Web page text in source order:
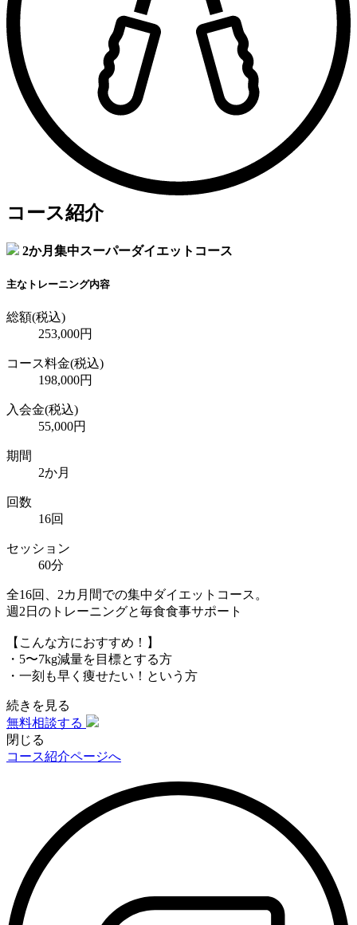
コース紹介
2か月集中スーパーダイエットコース
主なトレーニング内容
総額(税込)
253,000円
コース料金(税込)
198,000円
入会金(税込)
55,000円
期間
2か月
回数
16回
セッション
60分
全16回、2カ月間での集中ダイエットコース。
週2日のトレーニングと毎食食事サポート
【こんな方におすすめ！】
・5〜7kg減量を目標とする方
・一刻も早く痩せたい！という方
続きを見る
無料相談する
閉じる
コース紹介ページへ